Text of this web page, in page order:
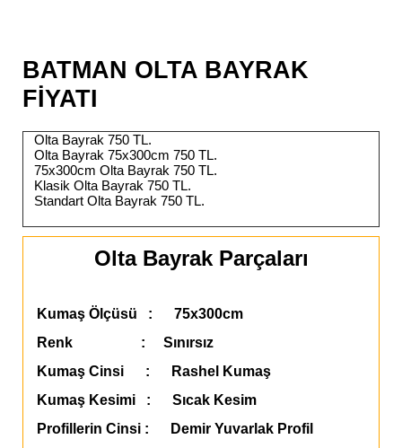
BATMAN OLTA BAYRAK
FİYATI
Olta Bayrak 750 TL.
Olta Bayrak 75x300cm 750 TL.
75x300cm Olta Bayrak 750 TL.
Klasik Olta Bayrak 750 TL.
Standart Olta Bayrak 750 TL.
Olta Bayrak Parçaları
Kumaş Ölçüsü : 75x300cm
Renk : Sınırsız
Kumaş Cinsi : Rashel Kumaş
Kumaş Kesimi : Sıcak Kesim
Profillerin Cinsi : Demir Yuvarlak Profil